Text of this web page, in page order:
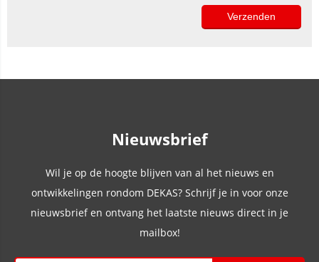
Nieuwsbrief
Wil je op de hoogte blijven van al het nieuws en
ontwikkelingen rondom DEKAS? Schrijf je in voor onze
nieuwsbrief en ontvang het laatste nieuws direct in je
mailbox!